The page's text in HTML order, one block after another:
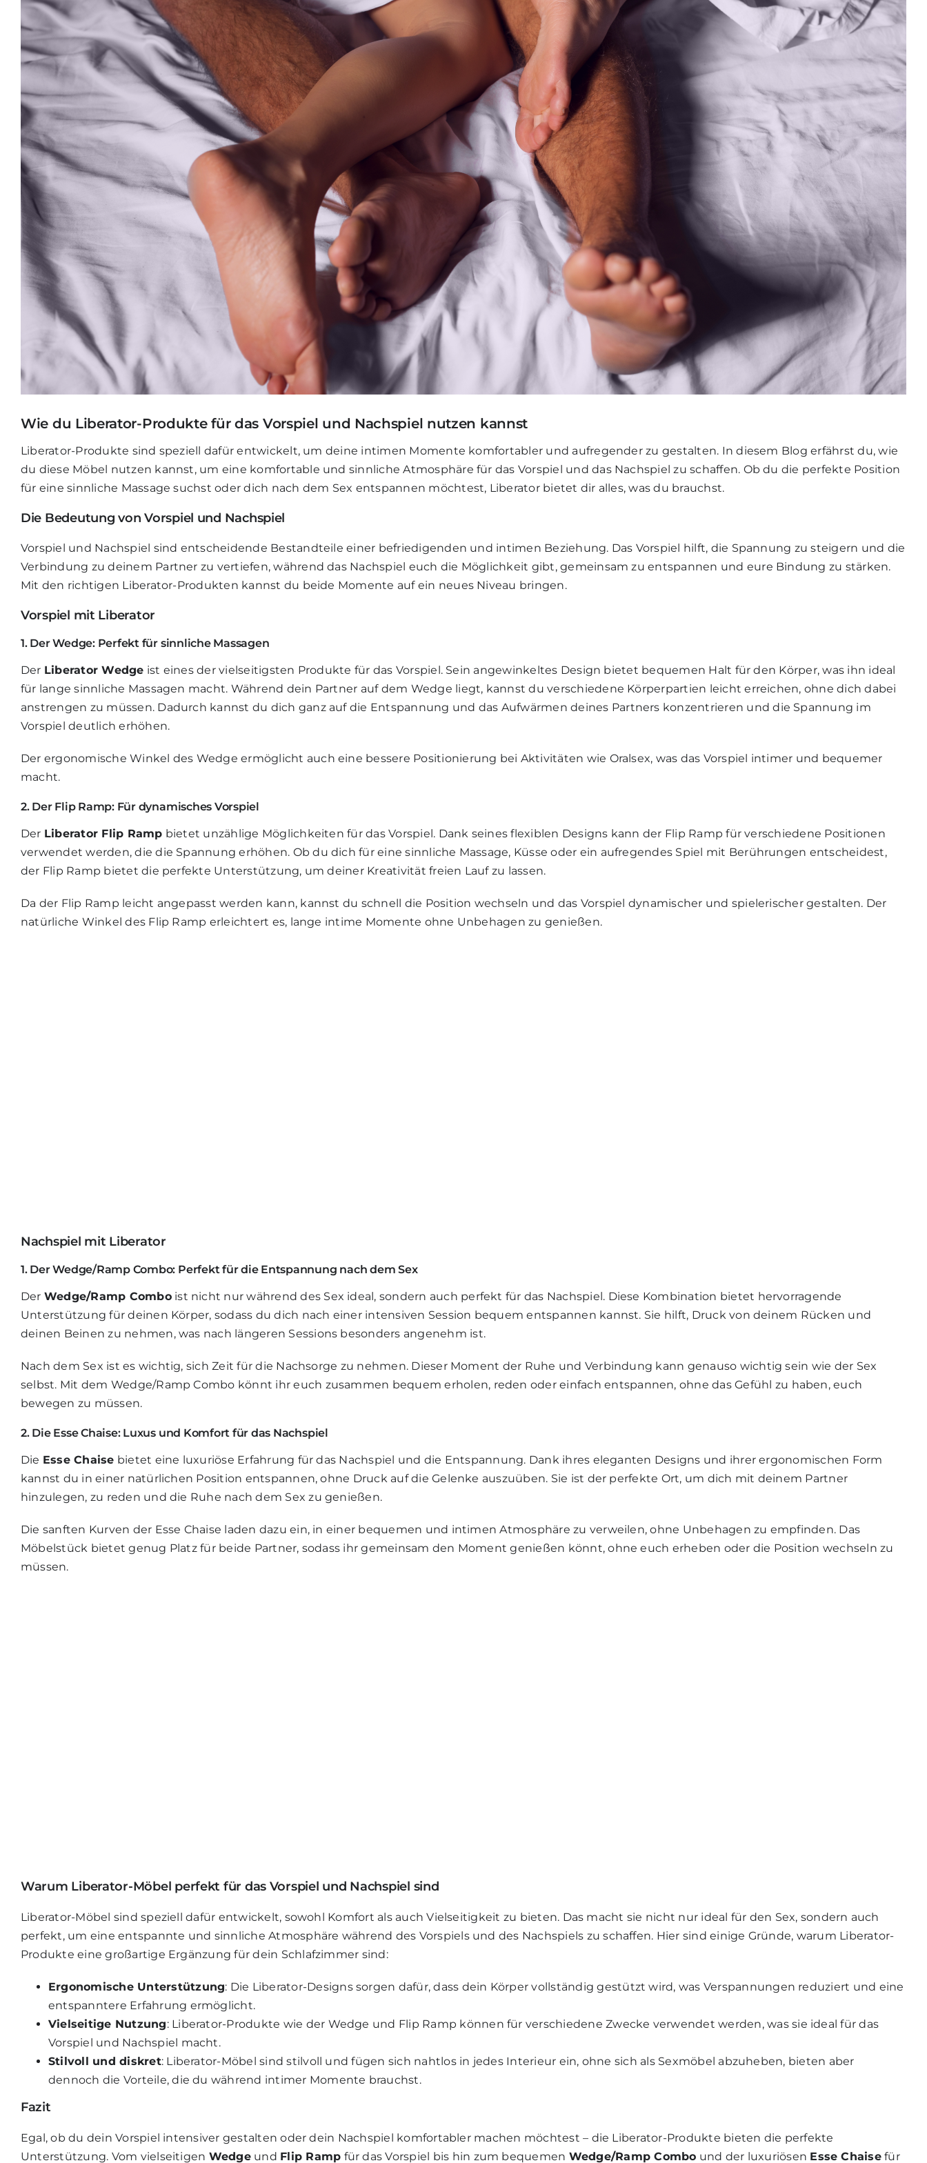
Wie du Liberator-Produkte für das Vorspiel und Nachspiel nutzen kannst
Liberator-Produkte sind speziell dafür entwickelt, um deine intimen Momente komfortabler und aufregender zu gestalten. In diesem Blog erfährst du, wie
du diese Möbel nutzen kannst, um eine komfortable und sinnliche Atmosphäre für das Vorspiel und das Nachspiel zu schaffen. Ob du die perfekte Position
für eine sinnliche Massage suchst oder dich nach dem Sex entspannen möchtest, Liberator bietet dir alles, was du brauchst.
Die Bedeutung von Vorspiel und Nachspiel
Vorspiel und Nachspiel sind entscheidende Bestandteile einer befriedigenden und intimen Beziehung. Das Vorspiel hilft, die Spannung zu steigern und die
Verbindung zu deinem Partner zu vertiefen, während das Nachspiel euch die Möglichkeit gibt, gemeinsam zu entspannen und eure Bindung zu stärken.
Mit den richtigen Liberator-Produkten kannst du beide Momente auf ein neues Niveau bringen.
Vorspiel mit Liberator
1. Der Wedge: Perfekt für sinnliche Massagen
Der Liberator Wedge ist eines der vielseitigsten Produkte für das Vorspiel. Sein angewinkeltes Design bietet bequemen Halt für den Körper, was ihn ideal
für lange sinnliche Massagen macht. Während dein Partner auf dem Wedge liegt, kannst du verschiedene Körperpartien leicht erreichen, ohne dich dabei
anstrengen zu müssen. Dadurch kannst du dich ganz auf die Entspannung und das Aufwärmen deines Partners konzentrieren und die Spannung im
Vorspiel deutlich erhöhen.
Der ergonomische Winkel des Wedge ermöglicht auch eine bessere Positionierung bei Aktivitäten wie Oralsex, was das Vorspiel intimer und bequemer
macht.
2. Der Flip Ramp: Für dynamisches Vorspiel
Der Liberator Flip Ramp bietet unzählige Möglichkeiten für das Vorspiel. Dank seines flexiblen Designs kann der Flip Ramp für verschiedene Positionen
verwendet werden, die die Spannung erhöhen. Ob du dich für eine sinnliche Massage, Küsse oder ein aufregendes Spiel mit Berührungen entscheidest,
der Flip Ramp bietet die perfekte Unterstützung, um deiner Kreativität freien Lauf zu lassen.
Da der Flip Ramp leicht angepasst werden kann, kannst du schnell die Position wechseln und das Vorspiel dynamischer und spielerischer gestalten. Der
natürliche Winkel des Flip Ramp erleichtert es, lange intime Momente ohne Unbehagen zu genießen.
Nachspiel mit Liberator
1. Der Wedge/Ramp Combo: Perfekt für die Entspannung nach dem Sex
Der Wedge/Ramp Comboist nicht nur während des Sex ideal, sondern auch perfekt für das Nachspiel. Diese Kombination bietet hervorragende
Unterstützung für deinen Körper, sodass du dich nach einer intensiven Session bequem entspannen kannst. Sie hilft, Druck von deinem Rücken und
deinen Beinen zu nehmen, was nach längeren Sessions besonders angenehm ist.
Nach dem Sex ist es wichtig, sich Zeit für die Nachsorge zu nehmen. Dieser Moment der Ruhe und Verbindung kann genauso wichtig sein wie der Sex
selbst. Mit dem Wedge/Ramp Combo könnt ihr euch zusammen bequem erholen, reden oder einfach entspannen, ohne das Gefühl zu haben, euch
bewegen zu müssen.
2. Die Esse Chaise: Luxus und Komfort für das Nachspiel
Die Esse Chaise bietet eine luxuriöse Erfahrung für das Nachspiel und die Entspannung. Dank ihres eleganten Designs und ihrer ergonomischen Form
kannst du in einer natürlichen Position entspannen, ohne Druck auf die Gelenke auszuüben. Sie ist der perfekte Ort, um dich mit deinem Partner
hinzulegen, zu reden und die Ruhe nach dem Sex zu genießen.
Die sanften Kurven der Esse Chaise laden dazu ein, in einer bequemen und intimen Atmosphäre zu verweilen, ohne Unbehagen zu empfinden. Das
Möbelstück bietet genug Platz für beide Partner, sodass ihr gemeinsam den Moment genießen könnt, ohne euch erheben oder die Position wechseln zu
müssen.
Warum Liberator-Möbel perfekt für das Vorspiel und Nachspiel sind
Liberator-Möbel sind speziell dafür entwickelt, sowohl Komfort als auch Vielseitigkeit zu bieten. Das macht sie nicht nur ideal für den Sex, sondern auch
perfekt, um eine entspannte und sinnliche Atmosphäre während des Vorspiels und des Nachspiels zu schaffen. Hier sind einige Gründe, warum Liberator-
Produkte eine großartige Ergänzung für dein Schlafzimmer sind:
Ergonomische Unterstützung: Die Liberator-Designs sorgen dafür, dass dein Körper vollständig gestützt wird, was Verspannungen reduziert und eine
entspanntere Erfahrung ermöglicht.
Vielseitige Nutzung: Liberator-Produkte wie der Wedge und Flip Ramp können für verschiedene Zwecke verwendet werden, was sie ideal für das
Vorspiel und Nachspiel macht.
Stilvoll und diskret: Liberator-Möbel sind stilvoll und fügen sich nahtlos in jedes Interieur ein, ohne sich als Sexmöbel abzuheben, bieten aber
dennoch die Vorteile, die du während intimer Momente brauchst.
Fazit
Egal, ob du dein Vorspiel intensiver gestalten oder dein Nachspiel komfortabler machen möchtest – die Liberator-Produkte bieten die perfekte
Unterstützung. Vom vielseitigen Wedgeund Flip Ramp für das Vorspiel bis hin zum bequemen Wedge/Ramp Combo und der luxuriösen Esse Chaisefür